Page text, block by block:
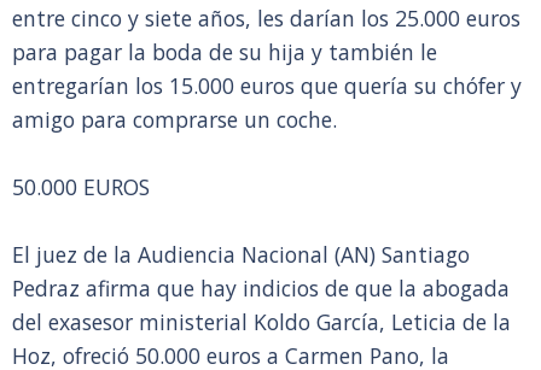
entre cinco y siete años, les darían los 25.000 euros
para pagar la boda de su hija y también le
entregarían los 15.000 euros que quería su chófer y
amigo para comprarse un coche.
50.000 EUROS
El juez de la Audiencia Nacional (AN) Santiago
Pedraz afirma que hay indicios de que la abogada
del exasesor ministerial Koldo García, Leticia de la
Hoz, ofreció 50.000 euros a Carmen Pano, la